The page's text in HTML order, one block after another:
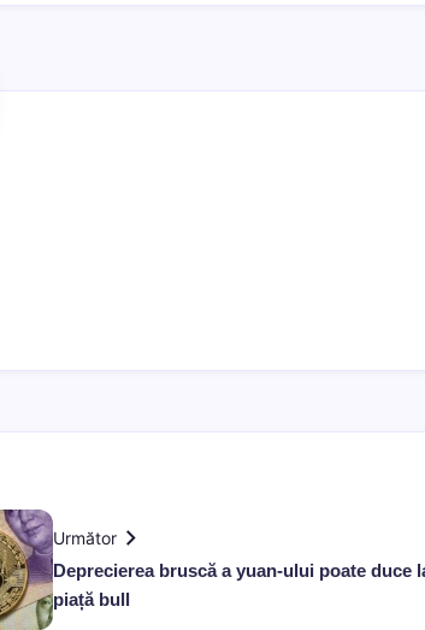
Următor
Deprecierea bruscă a yuan-ului poate duce
piață bull